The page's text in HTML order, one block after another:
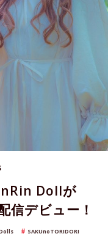
Dollが
信デビュー！
SAKUnoTORIDORI